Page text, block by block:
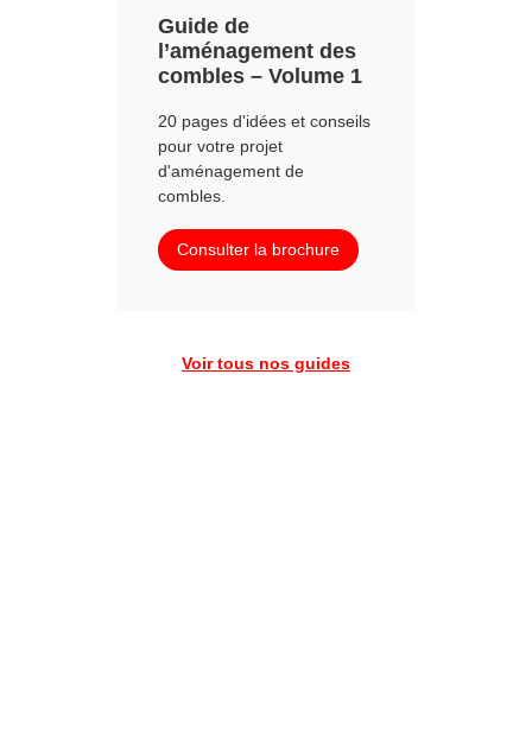
Guide de
l’aménagement des
combles – Volume 1
20 pages d'idées et conseils
pour votre projet
d'aménagement de
combles.
Consulter la brochure
Voir tous nos guides